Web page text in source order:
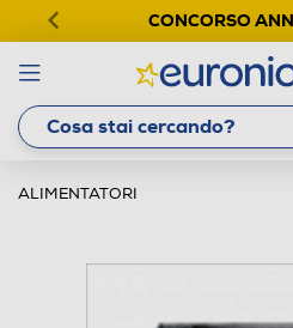
CONCORSO
ALIMENTATORI